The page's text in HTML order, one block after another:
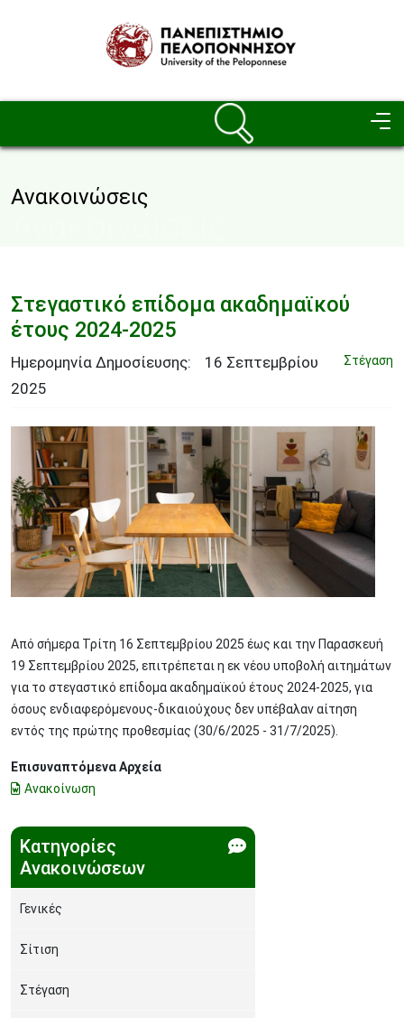
Image
Ανακοινώσεις
Στεγαστικό επίδομα ακαδημαϊκού
έτους 2024-2025
Στέγαση
Ημερομηνία Δημοσίευσης: 16 Σεπτεμβρίου
2025
Image
Από σήμερα Τρίτη 16 Σεπτεμβρίου 2025 έως και την Παρασκευή
19 Σεπτεμβρίου 2025, επιτρέπεται η εκ νέου υποβολή αιτημάτων
για το στεγαστικό επίδομα ακαδημαϊκού έτους 2024-2025, για
όσους ενδιαφερόμενους-δικαιούχους δεν υπέβαλαν αίτηση
εντός της πρώτης προθεσμίας (30/6/2025 - 31/7/2025).
Επισυναπτόμενα Αρχεία
Ανακοίνωση
Κατηγορίες
Ανακοινώσεων
Γενικές
Σίτιση
Στέγαση